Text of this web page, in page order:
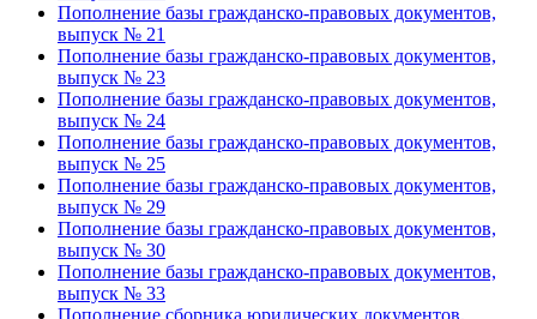
Пополнение базы гражданско-правовых документов,
выпуск № 21
Пополнение базы гражданско-правовых документов,
выпуск № 23
Пополнение базы гражданско-правовых документов,
выпуск № 24
Пополнение базы гражданско-правовых документов,
выпуск № 25
Пополнение базы гражданско-правовых документов,
выпуск № 29
Пополнение базы гражданско-правовых документов,
выпуск № 30
Пополнение базы гражданско-правовых документов,
выпуск № 33
Пополнение сборника юридических документов,